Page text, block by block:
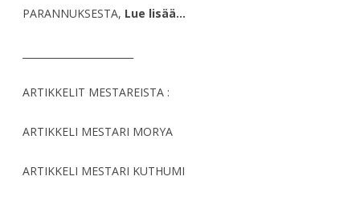
PARANNUKSESTA, Lue lisää…
ARTIKKELIT MESTAREISTA :
ARTIKKELI MESTARI MORYA
ARTIKKELI MESTARI KUTHUMI